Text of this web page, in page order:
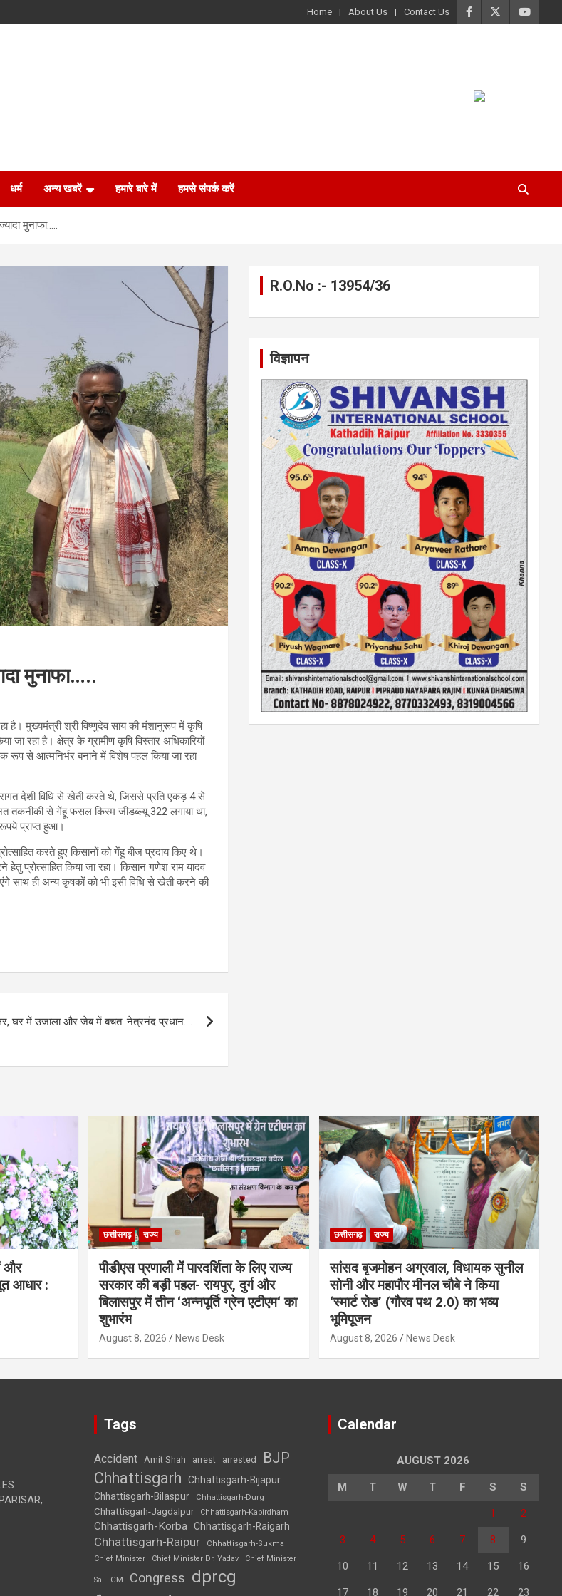
Home About Us Contact Us
धर्म अन्य खबरें हमारे बारे में हमसे संपर्क करें
मुनाफा…..
मुनाफा…..
है। मुख्यमंत्री श्री विष्णुदेव साय की मंशानुरूप में कृषि
रहा है। क्षेत्र के ग्रामीण कृषि विस्तार अधिकारियों
रूप से आत्मनिर्भर बनाने में विशेष पहल किया जा रहा
देशी विधि से खेती करते थे, जिससे प्रति एकड़ 4 से
तकनीकी से गेंहू फसल किस्म जीडब्ल्यू 322 लगाया था,
प्राप्त हुआ।
करते हुए किसानों को गेंहू बीज प्रदाय किए थे।
प्रोत्साहित किया जा रहा। किसान गणेश राम यादव
साथ ही अन्य कृषकों को भी इसी विधि से खेती करने की
घर में उजाला और जेब में बचत: नेत्रनंद प्रधान….
R.O.No :- 13954/36
विज्ञापन
और
आधार :
छत्तीसगढ़ राज्य
पीडीएस प्रणाली में पारदर्शिता के लिए राज्य
सरकार की बड़ी पहल- रायपुर, दुर्ग और
बिलासपुर में तीन ‘अन्नपूर्ति ग्रेन एटीएम‘ का
शुभारंभ
August 8, 2026 News Desk
छत्तीसगढ़ राज्य
सांसद बृजमोहन अग्रवाल, विधायक सुनील
सोनी और महापौर मीनल चौबे ने किया
‘स्मार्ट रोड’ (गौरव पथ 2.0) का भव्य
भूमिपूजन
August 8, 2026 News Desk
Tags
Accident Amit Shah arrest arrested BJP
Chhattisgarh
Chhattisgarh-Bijapur
Chhattisgarh-Bilaspur
Chhattisgarh-Durg
Chhattisgarh-Jagdalpur Chhattisgarh-Kabirdham
Chhattisgarh-Korba Chhattisgarh-Raigarh
Chhattisgarh-Raipur
Chhattisgarh-Sukma
Chief Minister
Chief Minister Dr. Yadav Chief Minister
Sai CM Congress dprcg
Calendar
AUGUST 2026
M T W T F S S
1 2
3 4 5 6 7 8 9
10 11 12 13 14 15 16
17 18 19 20 21 22 23